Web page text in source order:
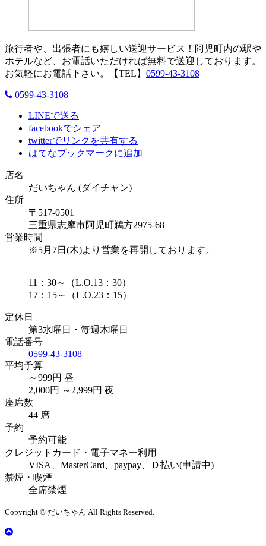
旅行者や、出張者にも嬉しい送迎サービス！阿児町内の駅や
ホテルなど、お電話いただければ無料で送迎しております。
お気軽にお電話下さい。【TEL】 0599-43-3108
0599-43-3108
LINEで送る
facebookでシェア
twitterでリンクを共有する
はてなブックマークに追加
店名
だいちゃん (ダイチャン)
住所
〒517-0501
三重県志摩市阿児町鵜方2975-68
営業時間
※5月7日(木)より営業を再開しております。
11：30～（L.O.13：30）
17：15～（L.O.23：15）
定休日
第3水曜日・毎週木曜日
電話番号
0599-43-3108
平均予算
～999円 昼
2,000円 ～2,999円 夜
座席数
44 席
予約
予約可能
クレジットカード・電子マネー利用
VISA、MasterCard、paypay、Ｄ払い(申請中)
禁煙・喫煙
全席禁煙
Copyright © だいちゃん All Rights Reserved.